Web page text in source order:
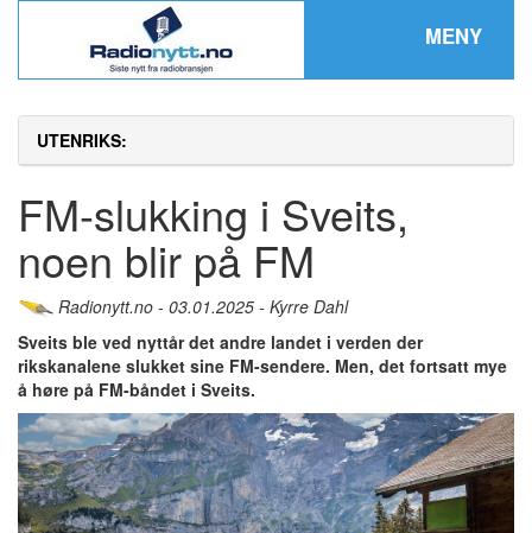
MENY
UTENRIKS:
FM-slukking i Sveits,
noen blir på FM
Radionytt.no - 03.01.2025 - Kyrre Dahl
Sveits ble ved nyttår det andre landet i verden der
rikskanalene slukket sine FM-sendere. Men, det fortsatt mye
å høre på FM-båndet i Sveits.